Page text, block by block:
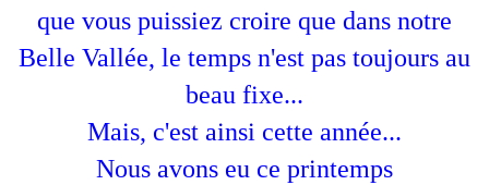
que vous puissiez croire que dans notre
Belle Vallée, le temps n'est pas toujours au
beau fixe...
Mais, c'est ainsi cette année...
Nous avons eu ce printemps